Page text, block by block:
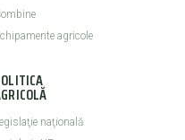
agricole
naţională